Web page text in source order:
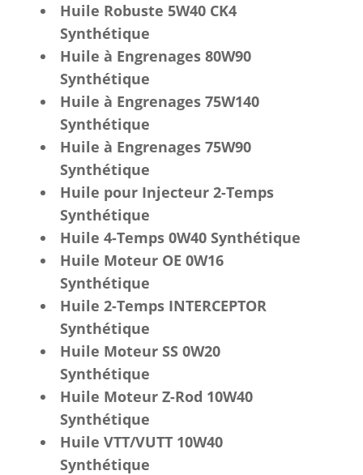
Huile Robuste 5W40 CK4
Synthétique
Huile à Engrenages 80W90
Synthétique
Huile à Engrenages 75W140
Synthétique
Huile à Engrenages 75W90
Synthétique
Huile pour Injecteur 2-Temps
Synthétique
Huile 4-Temps 0W40 Synthétique
Huile Moteur OE 0W16
Synthétique
Huile 2-Temps INTERCEPTOR
Synthétique
Huile Moteur SS 0W20
Synthétique
Huile Moteur Z-Rod 10W40
Synthétique
Huile VTT/VUTT 10W40
Synthétique